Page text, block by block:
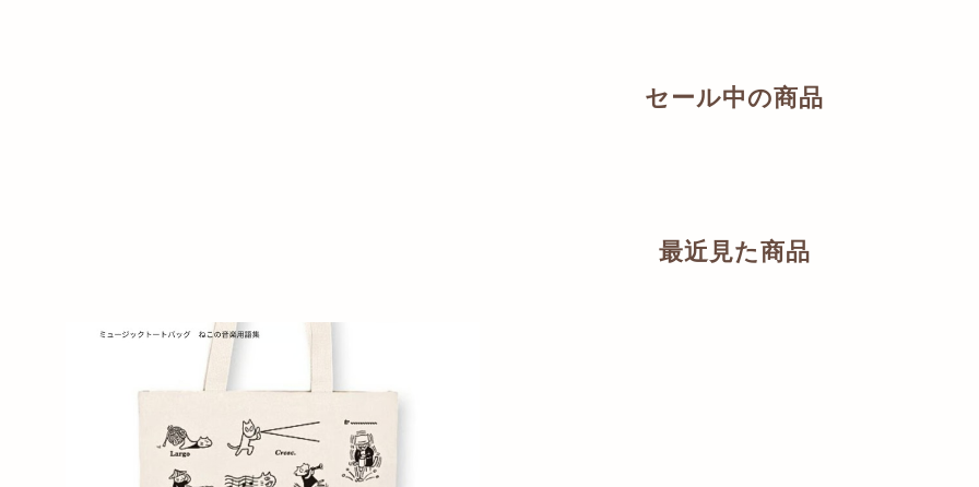
セール中の商品
最近見た商品